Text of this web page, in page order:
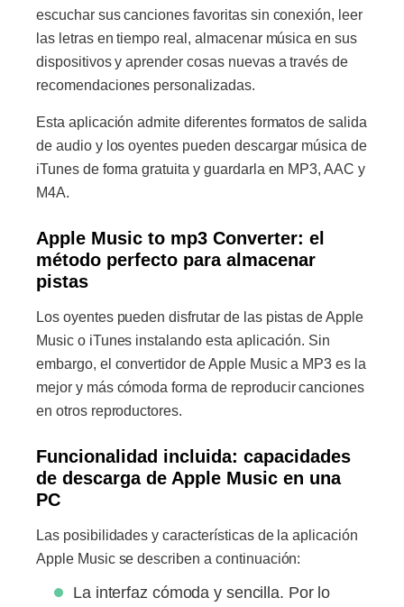
escuchar sus canciones favoritas sin conexión, leer
las letras en tiempo real, almacenar música en sus
dispositivos y aprender cosas nuevas a través de
recomendaciones personalizadas.
Esta aplicación admite diferentes formatos de salida
de audio y los oyentes pueden descargar música de
iTunes de forma gratuita y guardarla en MP3, AAC y
M4A.
Apple Music to mp3 Converter: el
método perfecto para almacenar
pistas
Los oyentes pueden disfrutar de las pistas de Apple
Music o iTunes instalando esta aplicación. Sin
embargo, el convertidor de Apple Music a MP3 es la
mejor y más cómoda forma de reproducir canciones
en otros reproductores.
Funcionalidad incluida: capacidades
de descarga de Apple Music en una
PC
Las posibilidades y características de la aplicación
Apple Music se describen a continuación:
La interfaz cómoda y sencilla. Por lo